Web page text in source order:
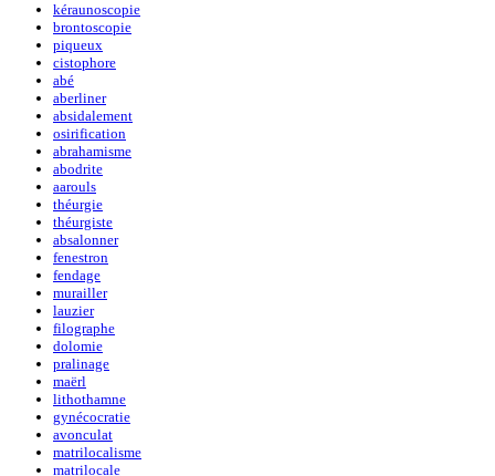
kéraunoscopie
brontoscopie
piqueux
cistophore
abé
aberliner
absidalement
osirification
abrahamisme
abodrite
aarouls
théurgie
théurgiste
absalonner
fenestron
fendage
murailler
lauzier
filographe
dolomie
pralinage
maërl
lithothamne
gynécocratie
avonculat
matrilocalisme
matrilocale